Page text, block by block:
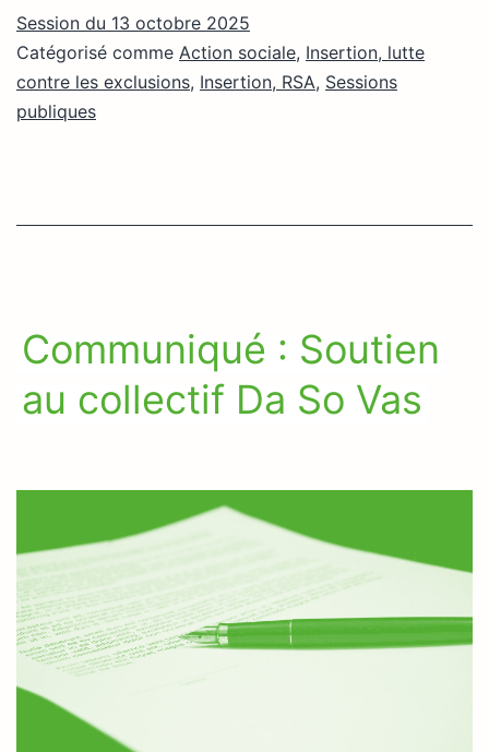
Session du 13 octobre 2025
Catégorisé comme Action sociale, Insertion, lutte
contre les exclusions, Insertion, RSA, Sessions
publiques
Communiqué : Soutien
au collectif Da So Vas